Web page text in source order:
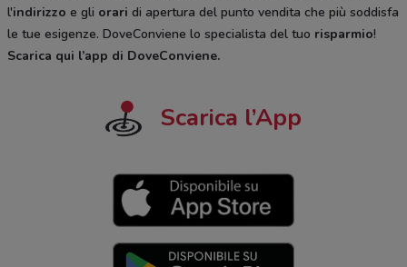
l'indirizzo e gli orari di apertura del punto vendita che più soddisfa
le tue esigenze. DoveConviene lo specialista del tuo risparmio!
Scarica qui l’app di DoveConviene.
Scarica l’App